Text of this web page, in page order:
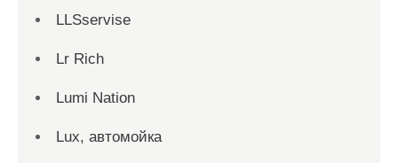
LLSservise
Lr Rich
Lumi Nation
Lux, автомойка